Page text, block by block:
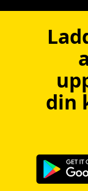
din